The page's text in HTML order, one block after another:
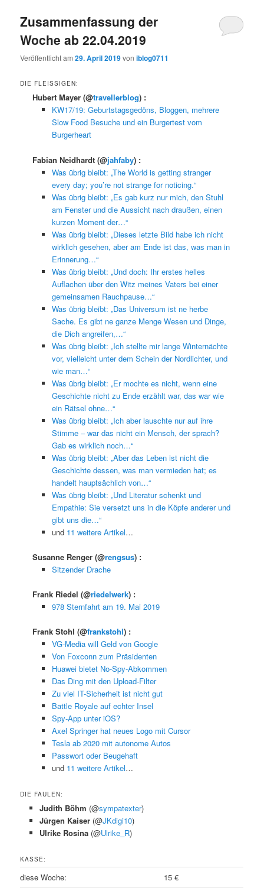
Zusammenfassung der
Woche ab 22.04.2019
Veröffentlicht am29. April 2019voniblog0711
DIE FLEISSIGEN:
Hubert Mayer(@travellerblog) :
KW17/19: Geburtstagsgedöns, Bloggen, mehrere
Slow Food Besuche und ein Burgertest vom
Burgerheart
Fabian Neidhardt(@jahfaby) :
Was übrig bleibt: „The World is getting stranger
every day; you’re not strange for noticing.“
Was übrig bleibt: „Es gab kurz nur mich, den Stuhl
am Fenster und die Aussicht nach draußen, einen
kurzen Moment der…“
Was übrig bleibt: „Dieses letzte Bild habe ich nicht
wirklich gesehen, aber am Ende ist das, was man in
Erinnerung…“
Was übrig bleibt: „Und doch: Ihr erstes helles
Auflachen über den Witz meines Vaters bei einer
gemeinsamen Rauchpause…“
Was übrig bleibt: „Das Universum ist ne herbe
Sache. Es gibt ne ganze Menge Wesen und Dinge,
die Dich angreifen,…“
Was übrig bleibt: „Ich stellte mir lange Winternächte
vor, vielleicht unter dem Schein der Nordlichter, und
wie man…“
Was übrig bleibt: „Er mochte es nicht, wenn eine
Geschichte nicht zu Ende erzählt war, das war wie
ein Rätsel ohne…“
Was übrig bleibt: „Ich aber lauschte nur auf ihre
Stimme – war das nicht ein Mensch, der sprach?
Gab es wirklich noch…“
Was übrig bleibt: „Aber das Leben ist nicht die
Geschichte dessen, was man vermieden hat; es
handelt hauptsächlich von…“
Was übrig bleibt: „Und Literatur schenkt und
Empathie: Sie versetzt uns in die Köpfe anderer und
gibt uns die…“
und 11 weitere Artikel…
Susanne Renger(@rengsus) :
Sitzender Drache
Frank Riedel(@riedelwerk) :
978 Sternfahrt am 19. Mai 2019
Frank Stohl(@frankstohl) :
VG-Media will Geld von Google
Von Foxconn zum Präsidenten
Huawei bietet No-Spy-Abkommen
Das Ding mit den Upload-Filter
Zu viel IT-Sicherheit ist nicht gut
Battle Royale auf echter Insel
Spy-App unter iOS?
Axel Springer hat neues Logo mit Cursor
Tesla ab 2020 mit autonome Autos
Passwort oder Beugehaft
und 11 weitere Artikel…
DIE FAULEN:
Judith Böhm (@sympatexter)
Jürgen Kaiser (@JKdigi10)
Ulrike Rosina (@Ulrike_R)
KASSE:
diese Woche:
15 €